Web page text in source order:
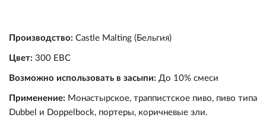
Производство: Castle Malting (Бельгия)
Цвет: 300 EBC
Возможно использовать в засыпи: До 10% смеси
Применение: Монастырское, траппистское пиво, пиво типа
Dubbel и Doppelbock, портеры, коричневые эли.
Дрожжи
Хмель
Варка и брожение
Розлив и хранение
Солод
Экстракты
Оборудование
Измерение
Кулинария
Коптильни
Квас/Лимонад
Подарочные сертификаты
Уценка